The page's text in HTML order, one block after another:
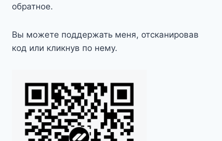
обратное.
Вы можете поддержать меня, отсканировав
код или кликнув по нему.